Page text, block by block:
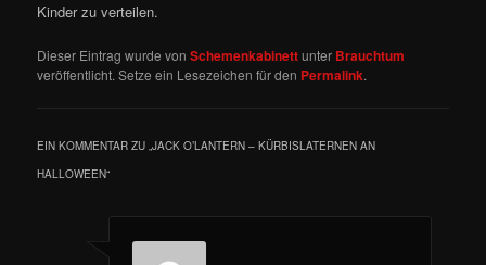
Kinder zu verteilen.
Dieser Eintrag wurde vonSchemenkabinettunter Brauchtum
veröffentlicht. Setze ein Lesezeichen für den Permalink.
EIN KOMMENTAR ZU „JACK O’LANTERN – KÜRBISLATERNEN AN
HALLOWEEN“